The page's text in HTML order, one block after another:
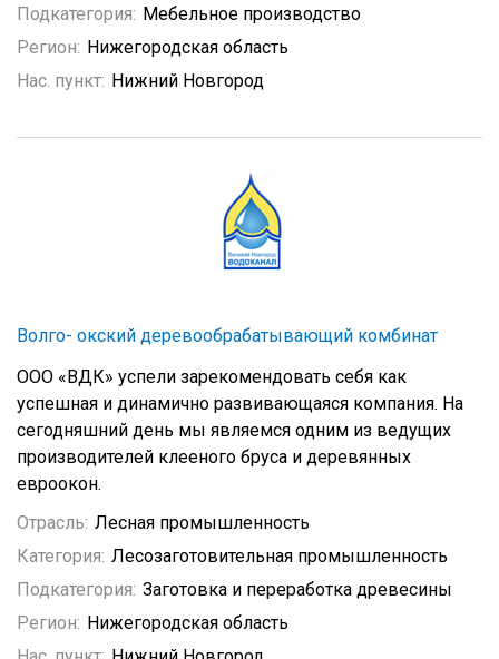
Подкатегория: Мебельное производство
Регион: Нижегородская область
Нас. пункт: Нижний Новгород
Волго- окский деревообрабатывающий комбинат
ООО «ВДК» успели зарекомендовать себя как
успешная и динамично развивающаяся компания. На
сегодняшний день мы являемся одним из ведущих
производителей клееного бруса и деревянных
евроокон.
Отрасль: Лесная промышленность
Категория: Лесозаготовительная промышленность
Подкатегория: Заготовка и переработка древесины
Регион: Нижегородская область